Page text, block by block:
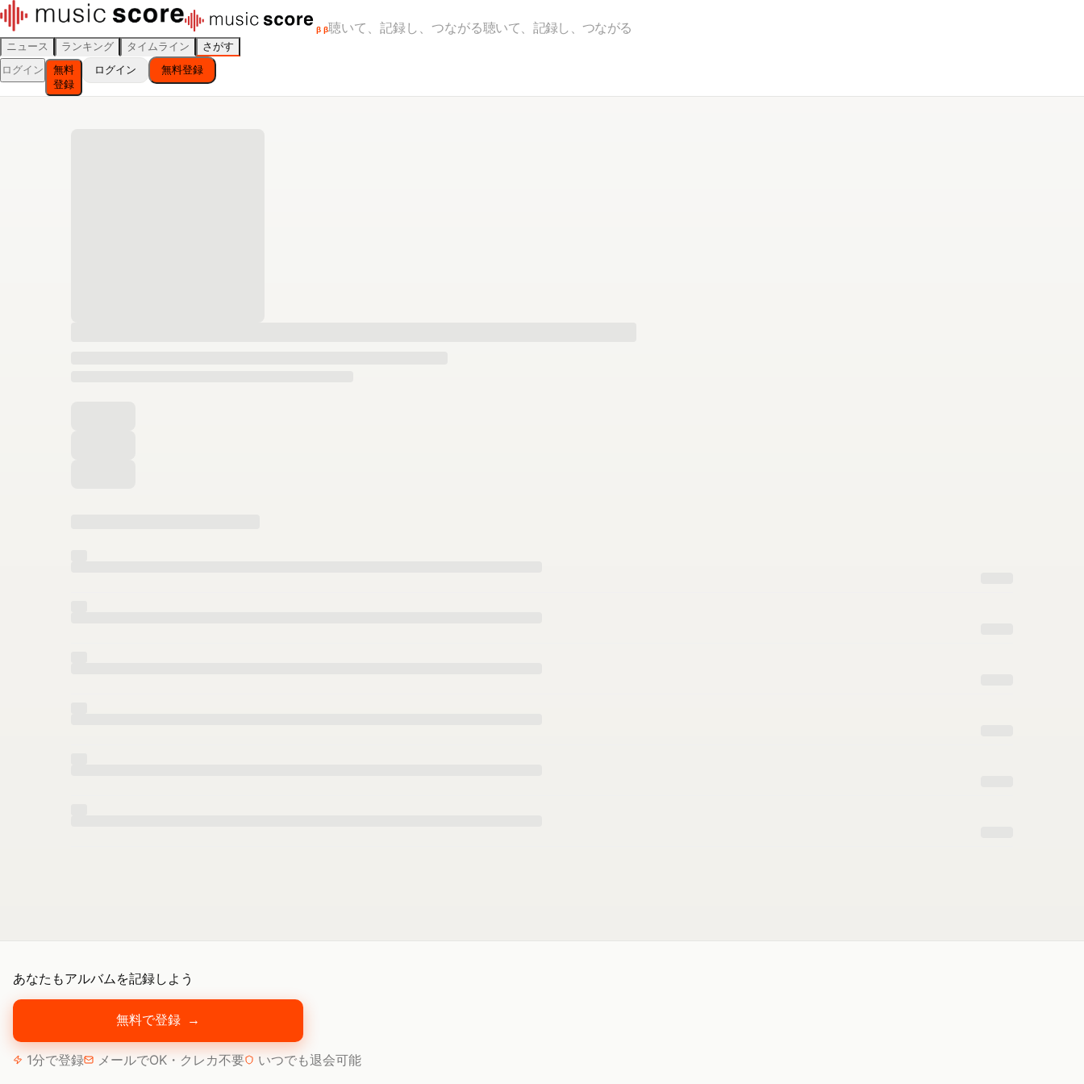
β β聴いて、記録し、つながる聴いて、記録し、つながる
ニュース ランキング タイムライン
さがす
ログイン
無料
登録
ログイン 無料登録
あなたもアルバムを記録しよう
無料で登録 →
1分で登録 メールでOK・クレカ不要 いつでも退会可能